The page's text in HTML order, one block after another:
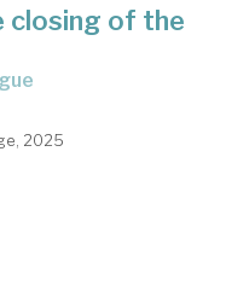
closing of the
2025